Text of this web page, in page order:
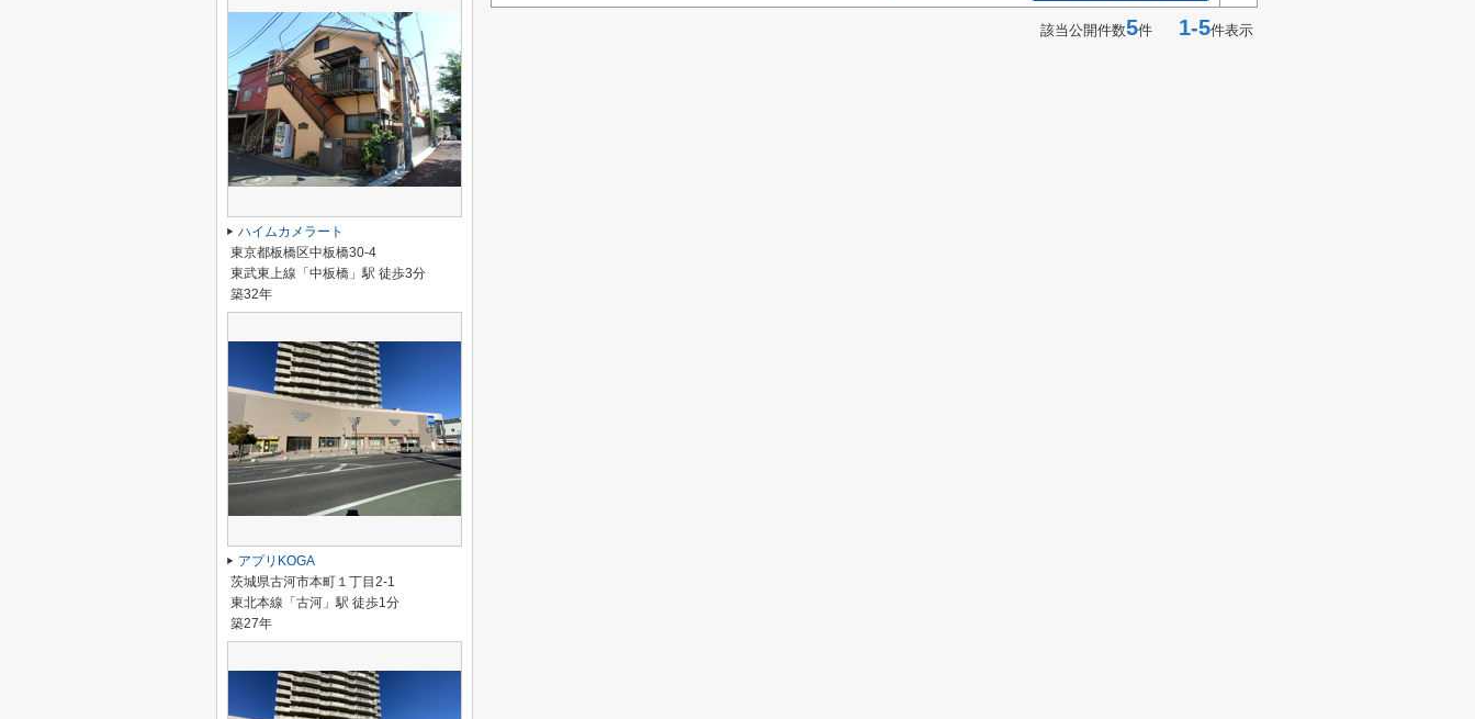
該当公開件数5件 1-5件表示
ハイムカメラート
東京都板橋区中板橋30-4
東武東上線「中板橋」駅 徒歩3分
築32年
アプリKOGA
茨城県古河市本町１丁目2-1
東北本線「古河」駅 徒歩1分
築27年